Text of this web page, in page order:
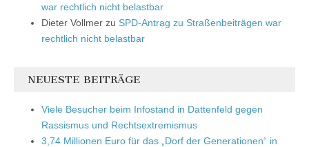
war rechtlich nicht belastbar
Dieter Vollmer zu SPD-Antrag zu Straßenbeiträgen war
rechtlich nicht belastbar
NEUESTE BEITRÄGE
Viele Besucher beim Infostand in Dattenfeld gegen
Rassismus und Rechtsextremismus
3,74 Millionen Euro für das „Dorf der Generationen“ in